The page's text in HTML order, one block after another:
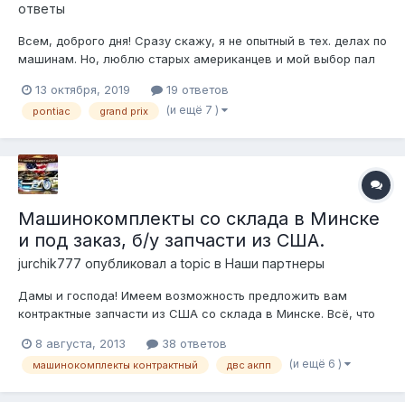
ответы
Всем, доброго дня! Сразу скажу, я не опытный в тех. делах по
машинам. Но, люблю старых американцев и мой выбор пал
1G2WH54T0PF211618 За сумму в 55 тыр, получил вполне
живой агрегат, учитывая что у позапрошлого владел...
13 октября, 2019 19 ответов
pontiac grand prix (и ещё 7 )
Машинокомплекты со склада в Минске
и под заказ, б/у запчасти из США.
jurchik777 опубликовал a topic в Наши партнеры
Дамы и господа! Имеем возможность предложить вам
контрактные запчасти из США со склада в Минске. Всё, что
клиентов историю происхождения запчастей и реальных
пробегов автомобилей, с которых эти запчасти
8 августа, 2013 38 ответов
машинокомплекты контрактный двс акпп (и ещё 6 )